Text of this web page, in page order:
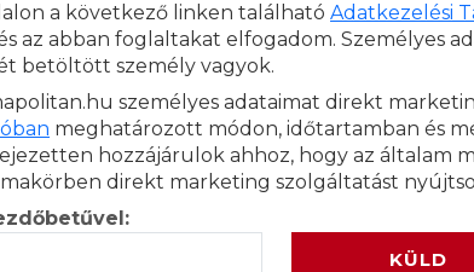
a következő linken található Adatkezelési
az abban foglaltakat elfogadom. Személyes
betöltött személy vagyok.
személyes adataimat direkt
meghatározott módon, időtartamban és
hozzájárulok ahhoz, hogy az általam
direkt marketing szolgáltatást
KÜLD